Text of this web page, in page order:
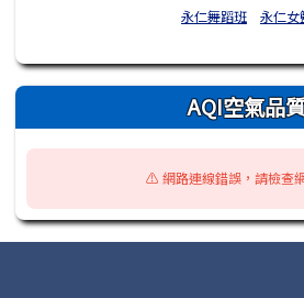
永仁舞蹈班 永仁女
AQI空氣品
⚠️ 網路連線錯誤，請檢查